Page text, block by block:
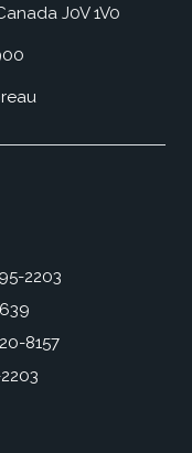
J0V 1V0
2203
8157